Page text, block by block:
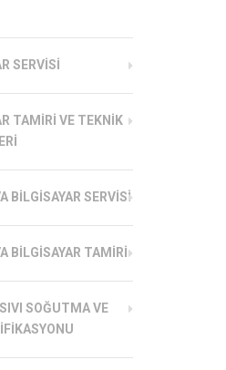
SERVISI
TAMIRI VE TEKNIK
BILGISAYAR SERVISI
BILGISAYAR TAMIRI
SOĞUTMA VE